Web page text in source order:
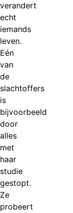
verandert
echt
iemands
leven.
Eén
van
de
slachtoffers
is
bijvoorbeeld
door
alles
met
haar
studie
gestopt.
Ze
probeert